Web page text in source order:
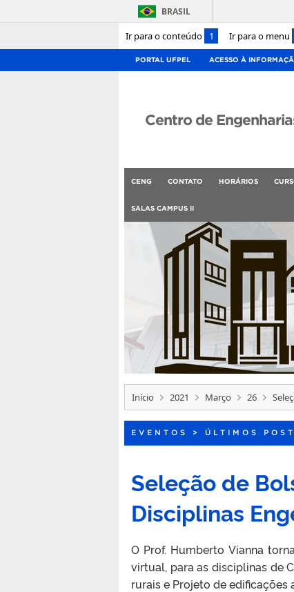
Ir para o conteúdo 1 Ir para o menu
BRASIL
PORTAL UFPEL ACESSO À
Centro de
CENG CONTATO HORÁRIOS
SALAS CAMPUS II
Início 2021 Março 26
EVENTOS > ÚLTIMOS
Seleção de
Disciplinas
O Prof. Humberto Vianna
virtual, para as disciplinas de
rurais e Projeto de edificações